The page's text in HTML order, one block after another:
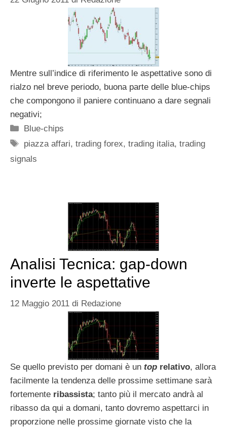
Mentre sull’indice di riferimento le aspettative sono di
rialzo nel breve periodo, buona parte delle blue-chips
che compongono il paniere continuano a dare segnali
negativi;
Categorie
Blue-chips
Tag
piazza affari,trading forex,trading italia,trading
signals
Analisi Tecnica: gap-down
inverte le aspettative
12 Maggio 2011 di Redazione
Se quello previsto per domani è un top relativo, allora
facilmente la tendenza delle prossime settimane sarà
fortemente ribassista; tanto più il mercato andrà al
ribasso da qui a domani, tanto dovremo aspettarci in
proporzione nelle prossime giornate visto che la